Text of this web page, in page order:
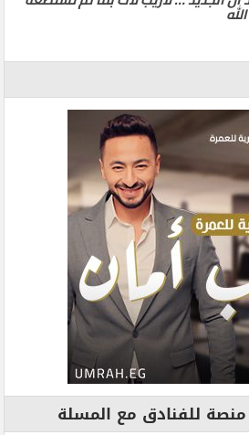
للفنادق مع المسلة